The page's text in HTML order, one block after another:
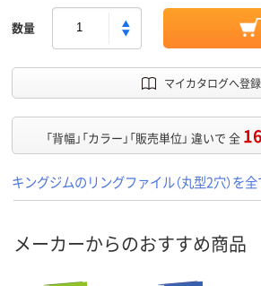
数量
マイカタログへ登録
「背幅」「カラー」「販売単位」 違いで 全 16
キングジムのリングファイル（丸型2穴）を
メーカーからのおすすめ商品